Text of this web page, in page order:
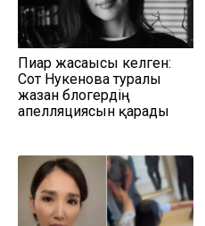
Пиар жасағысы келген:
Сот Нукенова туралы
жазған блогердің
апелляциясын қарады